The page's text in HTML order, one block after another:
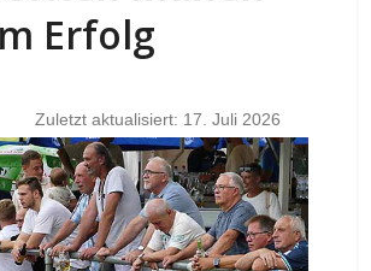
Erfolg
Zuletzt aktualisiert: 17. Juli 2026